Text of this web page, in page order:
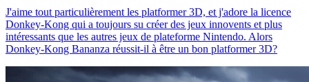
J'aime tout particulièrement les platformer 3D, et j'adore la licence
Donkey-Kong qui a toujours su créer des jeux innovents et plus
intéressants que les autres jeux de plateforme Nintendo. Alors
Donkey-Kong Bananza réussit-il à être un bon platformer 3D?